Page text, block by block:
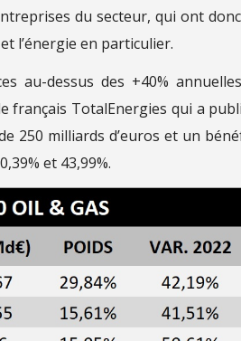
du secteur, qui ont
l’énergie en particulier.
au-dessus des +40%
français TotalEnergies qui a
250 milliards d’euros et un
et 43,99%.